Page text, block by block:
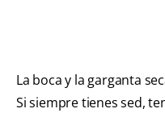
La boca y la garganta
Si siempre tienes sed,